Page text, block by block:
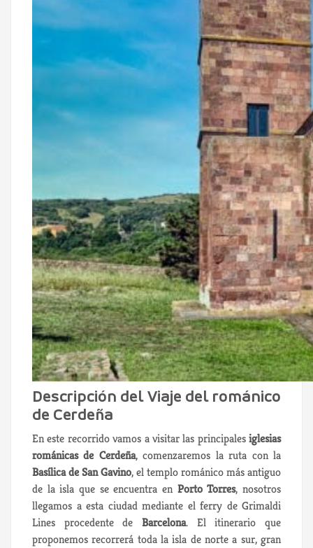
Descripción del Viaje del románico
de Cerdeña
En este recorrido vamos a visitar las principalesiglesias
románicas de Cerdeña, comenzaremos la ruta con la
Basílica de San Gavino, el templo románico más antiguo
de la isla que se encuentra en Porto Torres, nosotros
llegamos a esta ciudad mediante el ferry de Grimaldi
Lines procedente de Barcelona. El itinerario que
proponemos recorrerá toda la isla de norte a sur, gran